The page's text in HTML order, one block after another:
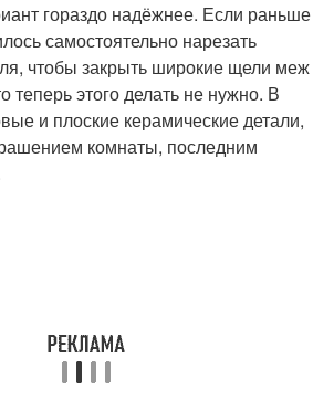
гораздо надёжнее. Если раньше
самостоятельно нарезать
чтобы закрыть широкие щели меж
теперь этого делать не нужно. В
и плоские керамические детали,
комнаты, последним